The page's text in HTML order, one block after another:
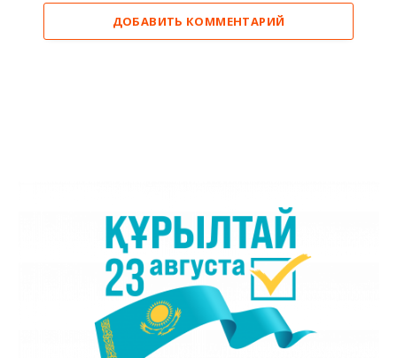
ДОБАВИТЬ КОММЕНТАРИЙ